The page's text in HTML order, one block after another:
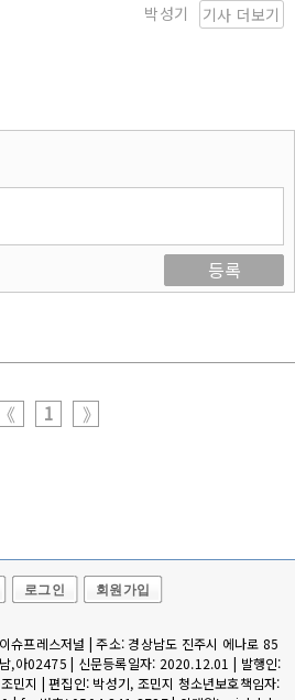
기사 더보기
박성기
등록
《 1 》
로그인 회원가입
슈프레스저널 | 주소: 경상남도 진주시 에나로 85
,아02475 | 신문등록일자: 2020.12.01 | 발행인:
민지 | 편집인: 박성기, 조민지 청소년보호책임자: